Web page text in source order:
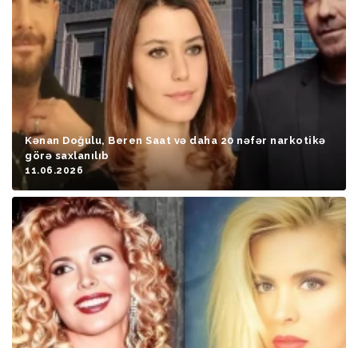
Kənan Doğulu, Beren Saat və daha 20 nəfər narkotikə
görə saxlanılıb
11.06.2026